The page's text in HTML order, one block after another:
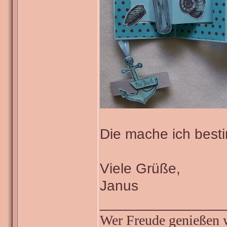
Die mache ich
Viele Grüße,
Janus
Wer Freude